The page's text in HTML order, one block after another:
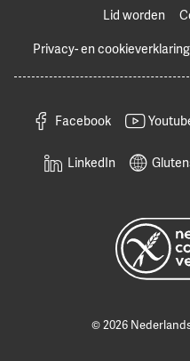
Lid worden
Privacy- en cookieverklaring
Facebook
LinkedIn
© 2026